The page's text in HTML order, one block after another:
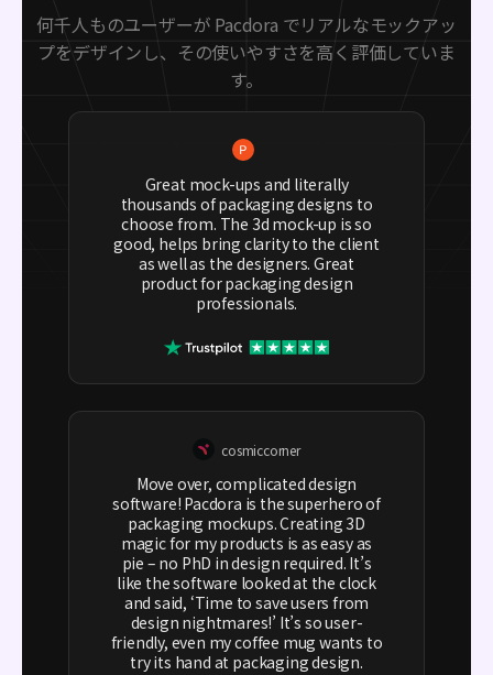
何千人ものユーザーが Pacdora でリアルなモックアッ
プをデザインし、その使いやすさを高く評価していま
す。
Great mock-ups and literally
thousands of packaging designs to
choose from. The 3d mock-up is so
good, helps bring clarity to the client
as well as the designers. Great
product for packaging design
professionals.
cosmiccorner
Move over, complicated design
software! Pacdora is the superhero of
packaging mockups. Creating 3D
magic for my products is as easy as
pie – no PhD in design required. It’s
like the software looked at the clock
and said, ‘Time to save users from
design nightmares!’ It’s so user-
friendly, even my coffee mug wants to
try its hand at packaging design.